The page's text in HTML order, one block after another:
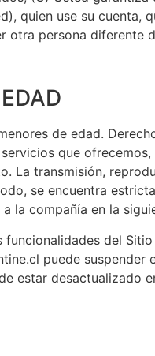
quien use su cuenta,
otra persona diferente
de edad.
que
La transmisión,
se encuentra
la compañía en la
del
puede
estar desactualizado